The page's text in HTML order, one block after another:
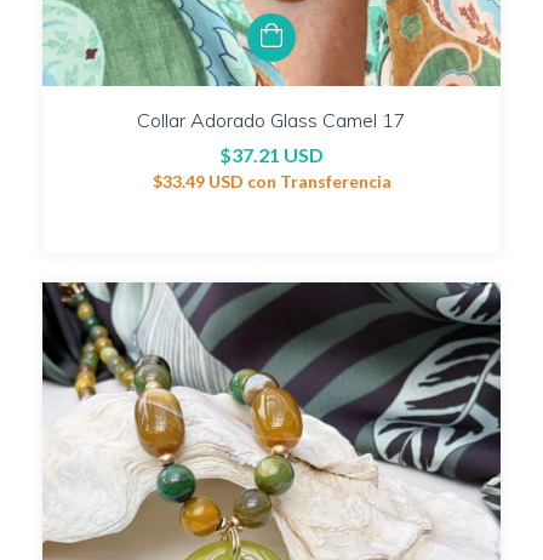
Collar Adorado Glass Camel 17
$37.21 USD
$33.49 USD con Transferencia